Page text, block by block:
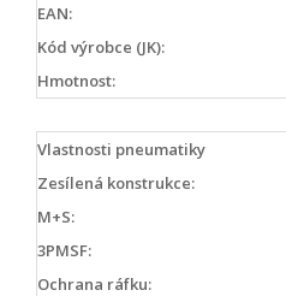
EAN:
Kód výrobce (JK):
Hmotnost:
Vlastnosti pneumatiky
Zesílená konstrukce:
M+S:
3PMSF:
Ochrana ráfku: